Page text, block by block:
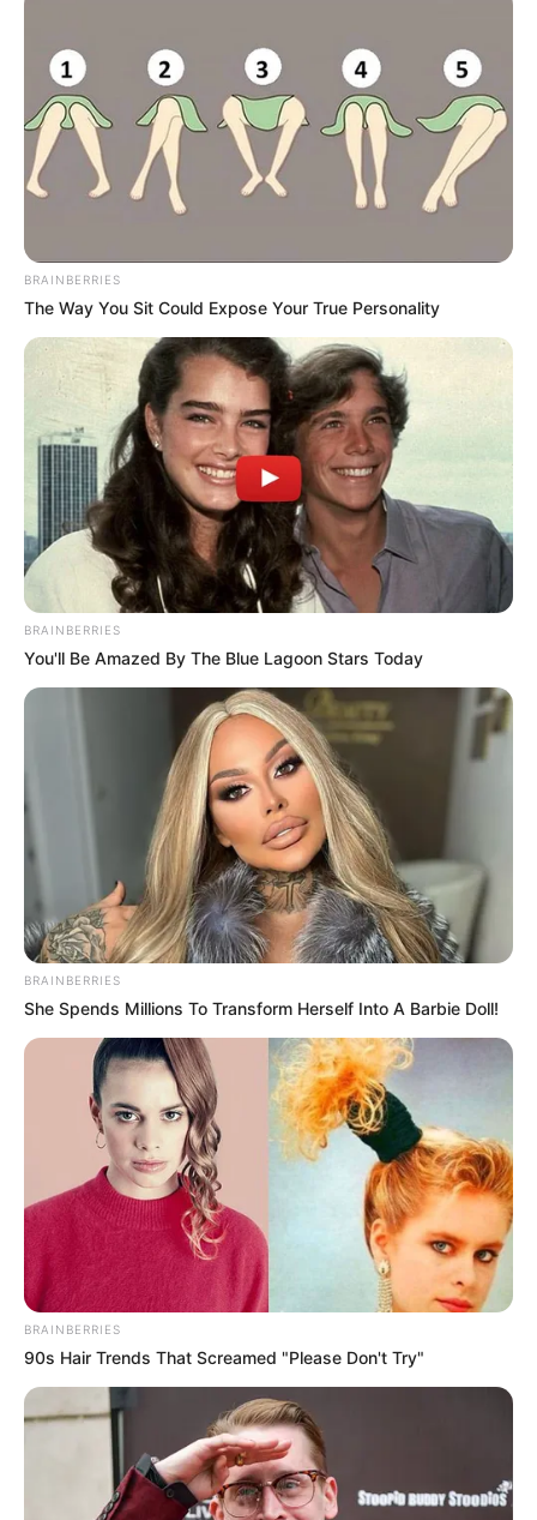
BRAINBERRIES
The Way You Sit Could Expose Your True Personality
BRAINBERRIES
You'll Be Amazed By The Blue Lagoon Stars Today
BRAINBERRIES
She Spends Millions To Transform Herself Into A Barbie Doll!
BRAINBERRIES
90s Hair Trends That Screamed "Please Don't Try"